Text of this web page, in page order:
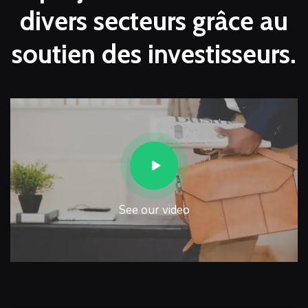
divers secteurs grâce au
soutien des investisseurs.
See our video